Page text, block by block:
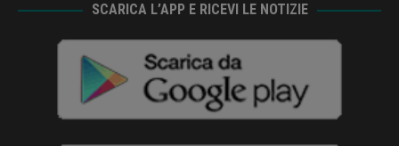
SCARICA L’APP E RICEVI LE NOTIZIE